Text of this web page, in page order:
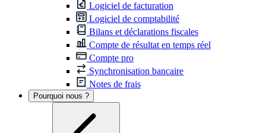
Logiciel de facturation
Logiciel de comptabilité
Bilans et déclarations fiscales
Compte de résultat en temps réel
Compte pro
Synchronisation bancaire
Notes de frais
Pourquoi nous ?